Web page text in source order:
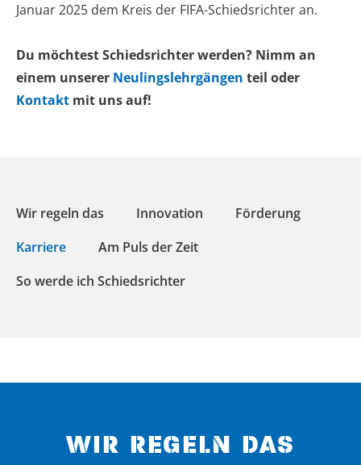
Januar 2025 dem Kreis der FIFA-Schiedsrichter an.
Du möchtest Schiedsrichter werden? Nimm an
einem unserer Neulingslehrgängen teil oder
Kontakt mit uns auf!
Wir regeln das Innovation
Förderung
Karriere
Am Puls der Zeit
So werde ich Schiedsrichter
WIR REGELN DAS